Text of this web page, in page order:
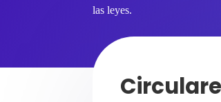
las leyes.